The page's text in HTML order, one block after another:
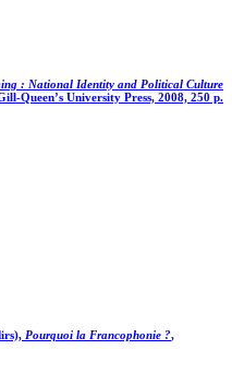
: National Identity and Political Culture
Queen’s University Press, 2008, 250 p.
Pourquoi la Francophonie ?,